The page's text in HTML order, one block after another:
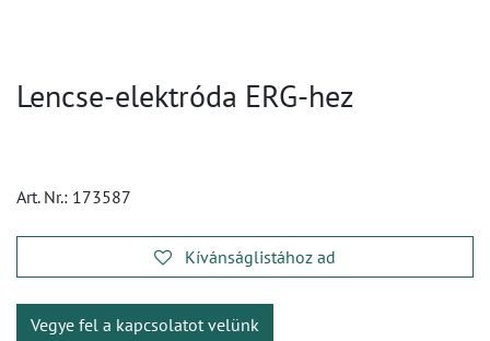
Lencse-elektróda ERG-hez
Art. Nr.: 173587
Kívánságlistához ad
Vegye fel a kapcsolatot velünk